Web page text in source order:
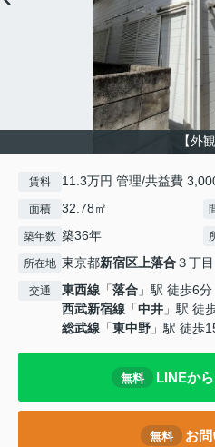
【外観
賃料 11.3万円 管理/共益費
面積 32.78㎡
築年数 築36年
所在地 東京都新宿区上落合３丁目
交通 東西線 「落合 」駅 徒歩6分
西武新宿線 「中井 」駅 徒
総武線 「東中野 」駅 徒歩
無料 LINEか
無料 お